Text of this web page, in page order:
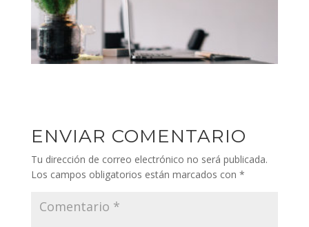
ENVIAR COMENTARIO
Tu dirección de correo electrónico no será publicada.
Los campos obligatorios están marcados con *